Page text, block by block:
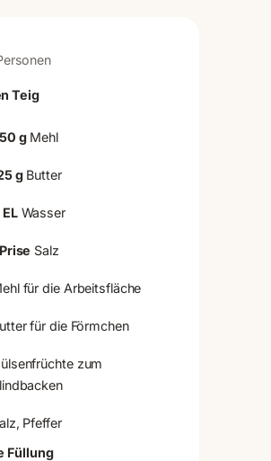
Teig
gMehl
gButter
Wasser
Salz
für die Arbeitsfläche
für die Förmchen
zum
Pfeffer
Füllung